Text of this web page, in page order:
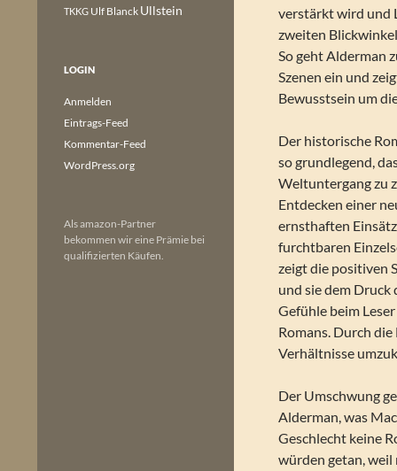
verstärkt wird und
zweiten
So geht Alderman
Szenen ein und
Bewusstsein um
Der historische
so grundlegend,
Weltuntergang zu
Entdecken einer
ernsthaften
furchtbaren
zeigt die positiven
und sie dem
Gefühle beim
Romans. Durch
Verhältnisse
Der Umschwung
Alderman, was
Geschlecht keine
würden getan, weil
TKKG Ulf Blanck Ullstein
LOGIN
Anmelden
Eintrags-Feed
Kommentar-Feed
WordPress.org
Als amazon-Partner
bekommen wir eine Prämie bei
qualifizierten Käufen.